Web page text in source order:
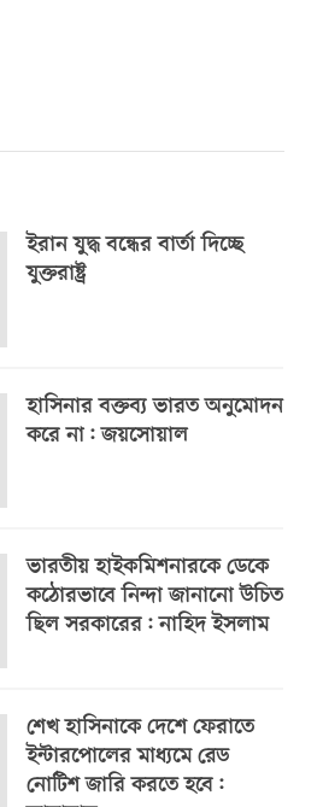
ইরান যুদ্ধ বন্ধের বার্তা দিচ্ছে
যুক্তরাষ্ট্র
হাসিনার বক্তব্য ভারত অনুমোদন
করে না: জয়সোয়াল
ভারতীয় হাইকমিশনারকে ডেকে
কঠোরভাবে নিন্দা জানানো উচিত
ছিল সরকারের: নাহিদ ইসলাম
শেখ হাসিনাকে দেশে ফেরাতে
ইন্টারপোলের মাধ্যমে রেড
নোটিশ জারি করতে হবে: